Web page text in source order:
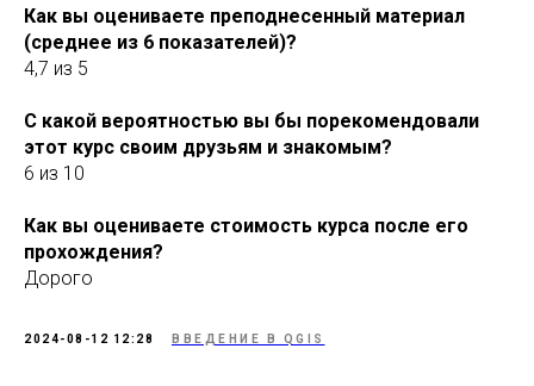
Как вы оцениваете преподнесенный материал
(среднее из 6 показателей)?
4,7 из 5
С какой вероятностью вы бы порекомендовали
этот курс своим друзьям и знакомым?
6 из 10
Как вы оцениваете стоимость курса после его
прохождения?
Дорого
2024-08-12 12:28 ВВЕДЕНИЕ В QGIS